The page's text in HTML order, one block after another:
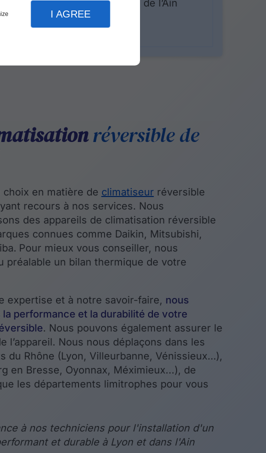
I AGREE
Département de l’Ain
réversible de
choix en matière de climatiseur réversible
recours à nos services. Nous
des appareils de climatisation réversible
connues comme Daikin, Mitsubishi,
Pour mieux vous conseiller, nous
préalable un bilan thermique de votre
expertise et à notre savoir-faire, nous
performance et la durabilité de votre
. Nous pouvons également assurer le
l’appareil. Nous nous déplaçons dans les
du Rhône (Lyon, Villeurbanne, Vénissieux…),
en Bresse, Oyonnax, Méximieux...), de
les départements limitrophes pour vous
à nos techniciens pour l'installation d'un
et durable à Lyon et dans l'Ain